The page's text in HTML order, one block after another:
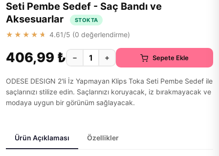
Seti Pembe Sedef - Saç Bandı ve
Aksesuarlar
STOKTA
★★★★★ 4.61/5 (0 değerlendirme)
406,99 ₺ − + Sepete Ekle
ODESE DESIGN 2'li İz Yapmayan Klips Toka Seti Pembe Sedef ile
saçlarınızı stilize edin. Saçlarınızı koruyacak, iz bırakmayacak ve
modaya uygun bir görünüm sağlayacak.
Ürün Açıklaması Özellikler